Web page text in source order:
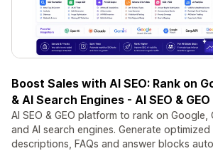
Boost Sales with AI SEO: Rank on
& AI Search Engines - AI SEO & GEO
AI SEO & GEO platform to rank on Google,
and AI search engines. Generate optimized
descriptions, FAQs and answer blocks